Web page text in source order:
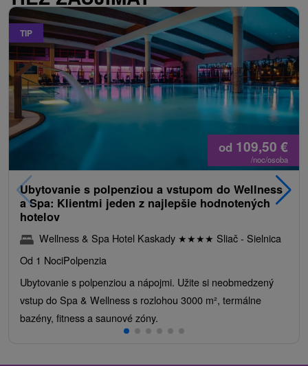
TIP
od 109,50 €
/noc/osoba
Ubytovanie s polpenziou a vstupom do Wellness
a Spa: Klientmi jeden z najlepšie hodnotených
hotelov
Wellness & Spa Hotel Kaskady ★★★★ Sliač - Sielnica
Od 1 NociPolpenzia
Ubytovanie s polpenziou a nápojmi. Užite si neobmedzený
vstup do Spa & Wellness s rozlohou 3000 m², termálne
bazény, fitness a saunové zóny.